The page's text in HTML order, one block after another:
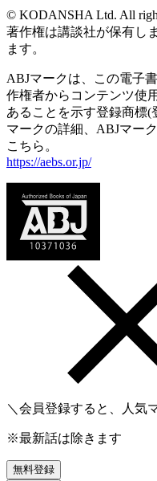
© KODANSHA Ltd. All
著作権は講談社が保有し
ます。
ABJマークは、この電子
作権者からコンテンツ使
あることを示す登録商標(
マークの詳細、ABJマー
こちら。
https://aebs.or.jp/
＼会員登録すると、人気
※最新話は除きます
無料登録